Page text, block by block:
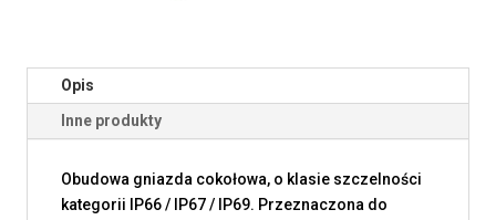
Opis
Inne produkty
Obudowa gniazda cokołowa, o klasie szczelności
kategorii IP66 / IP67 / IP69. Przeznaczona do